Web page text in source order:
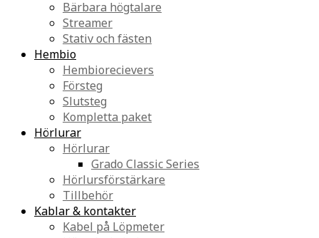
Bärbara högtalare
Streamer
Stativ och fästen
Hembio
Hembiorecievers
Försteg
Slutsteg
Kompletta paket
Hörlurar
Hörlurar
Grado Classic Series
Hörlursförstärkare
Tillbehör
Kablar & kontakter
Kabel på Löpmeter